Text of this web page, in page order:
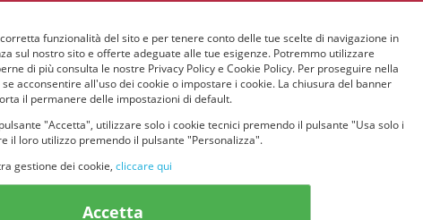
funzionalità del sito e per tenere conto delle tue scelte di navigazione in
sul nostro sito e offerte adeguate alle tue esigenze. Potremmo utilizzare
di più consulta le nostre Privacy Policy e Cookie Policy. Per proseguire nella
acconsentire all'uso dei cookie o impostare i cookie. La chiusura del banner
il permanere delle impostazioni di default.
"Accetta", utilizzare solo i cookie tecnici premendo il pulsante "Usa solo i
il loro utilizzo premendo il pulsante "Personalizza".
gestione dei cookie, cliccare qui
Accetta